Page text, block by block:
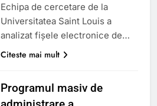
Echipa de cercetare de la
Universitatea Saint Louis a
analizat fișele electronice de…
Citeste mai mult
Programul masiv de